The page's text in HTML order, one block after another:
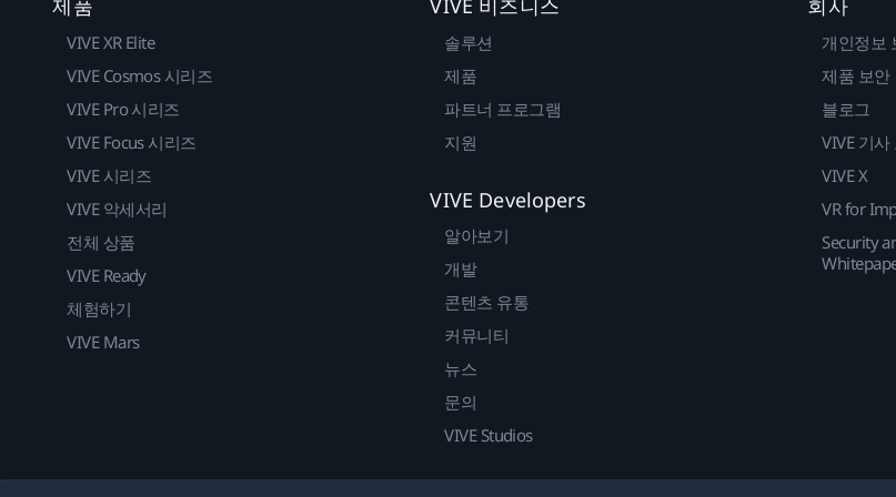
제품
VIVE XR Elite
VIVE Cosmos 시리즈
VIVE Pro 시리즈
VIVE Focus 시리즈
VIVE 시리즈
VIVE 악세서리
전체 상품
VIVE Ready
체험하기
VIVE Mars
VIVE 비즈니스
솔루션
제품
파트너 프로그램
지원
VIVE Developers
알아보기
개발
콘텐츠 유통
커뮤니티
뉴스
문의
VIVE Studios
회사
개인정보
제품 보안
블로그
VIVE 기사
VIVE X
VR for
Security